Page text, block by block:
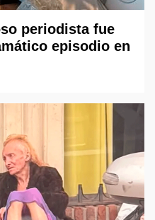
periodista fue
episodio en